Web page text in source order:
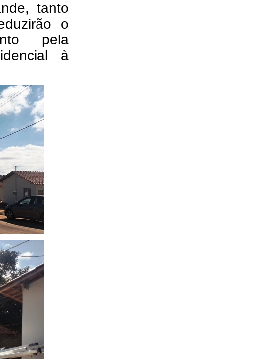
tanto
o
pela
à